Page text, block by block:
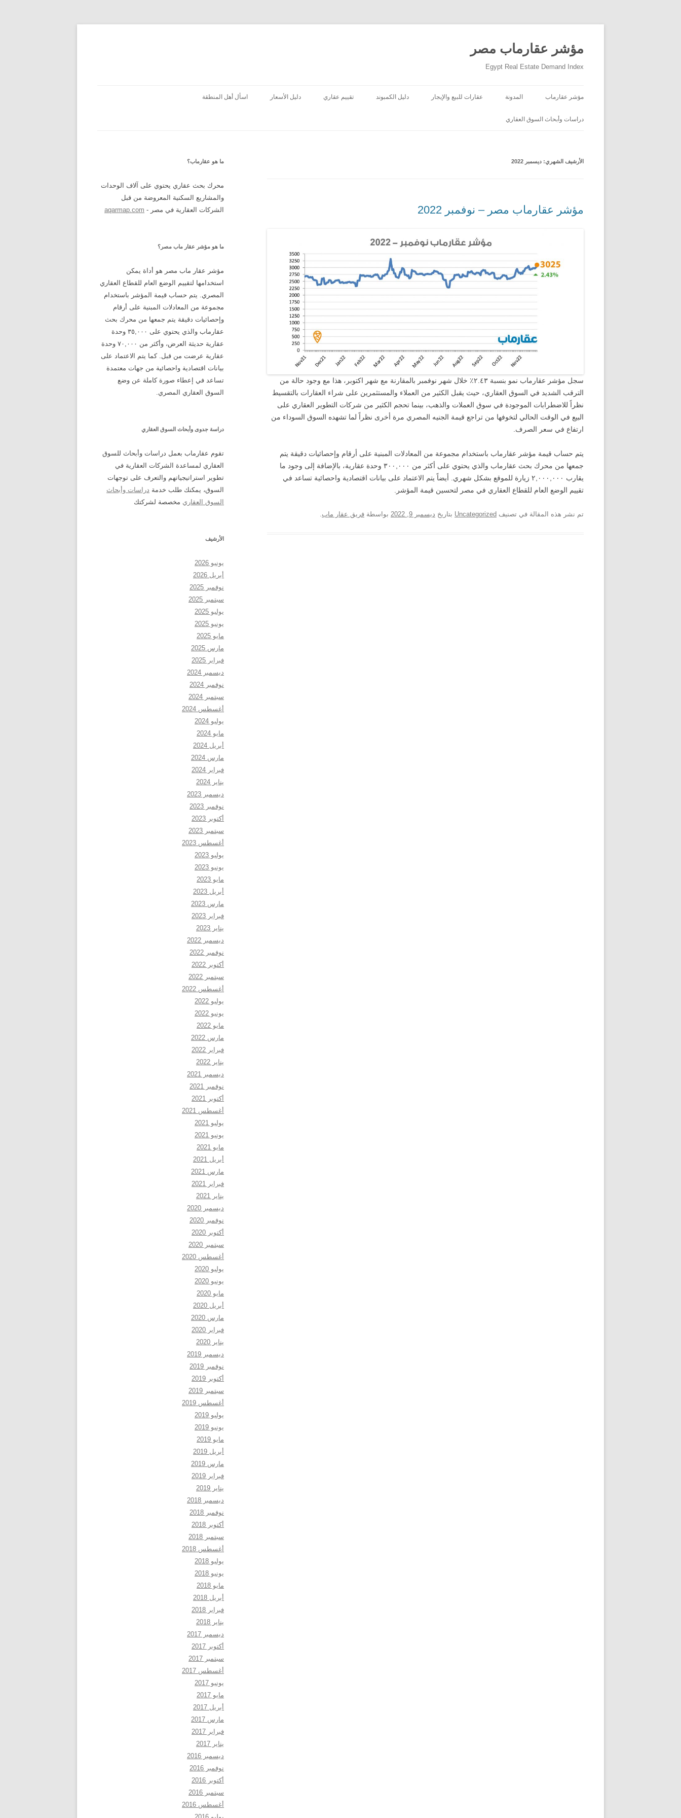
مؤشر عقارماب مصر
Egypt Real Estate Demand Index
إلى
المحتوى
مؤشر عقارماب المدونة عقارات للبيع والإيجار دليل الكمبوند تقييم عقاري دليل الأسعار اسأل أهل المنطقة
دراسات وأبحاث السوق العقاري
الأرشيف الشهري: ديسمبر 2022
مؤشر عقارماب مصر – نوفمبر 2022
سجل مؤشر عقارماب نمو بنسبة ٢.٤٣٪ خلال شهر نوفمبر بالمقارنة مع شهر اكتوبر، هذا مع وجود حالة من
الترقب الشديد في السوق العقاري، حيث يقبل الكثير من العملاء والمستثمرين على شراء العقارات بالتقسيط
نظراً للاضطرابات الموجودة في سوق العملات والذهب، بينما تحجم الكثير من شركات التطوير العقاري على
البيع في الوقت الحالي لتخوفها من تراجع قيمة الجنيه المصري مرة أخرى نظراً لما تشهده السوق السوداء من
ارتفاع في سعر الصرف.
يتم حساب قيمة مؤشر عقارماب باستخدام مجموعة من المعادلات المبنية على أرقام وإحصائيات دقيقة يتم
جمعها من محرك بحث عقارماب والذي يحتوي على أكثر من ٣٠٠,٠٠٠ وحدة عقارية، بالإضافة إلى وجود ما
يقارب ٢,٠٠٠,٠٠٠ زيارة للموقع بشكل شهري. أيضاً يتم الاعتماد على بيانات اقتصادية واحصائية تساعد في
تقييم الوضع العام للقطاع العقاري في مصر لتحسين قيمة المؤشر.
تم نشر هذه المقالة في تصنيف Uncategorized بتاريخ ديسمبر 9, 2022 بواسطة فريق عقار ماب.
ما هو عقارماب؟
محرك بحث عقاري يحتوي على آلاف الوحدات
والمشاريع السكنية المعروضة من قبل
الشركات العقارية في مصر - aqarmap.com
ما هو مؤشر عقار ماب مصر؟
مؤشر عقار ماب مصر هو أداة يمكن
استخدامها لتقييم الوضع العام للقطاع العقاري
المصري. يتم حساب قيمة المؤشر باستخدام
مجموعة من المعادلات المبنية على أرقام
وإحصائيات دقيقة يتم جمعها من محرك بحث
عقارماب والذي يحتوي على ٣٥,٠٠٠ وحدة
عقارية حديثة العرض، وأكثر من ٧٠,٠٠٠ وحدة
عقارية عرضت من قبل. كما يتم الاعتماد على
بيانات اقتصادية واحصائية من جهات معتمدة
تساعد في إعطاء صورة كاملة عن وضع
السوق العقاري المصري.
دراسة جدوى وأبحاث السوق العقاري
تقوم عقارماب بعمل دراسات وأبحاث للسوق
العقاري لمساعدة الشركات العقارية في
تطوير استراتيجياتهم والتعرف على توجهات
السوق، يمكنك طلب خدمة دراسات وأبحاث
السوق العقاري مخصصة لشركتك
الأرشيف
يونيو 2026
أبريل 2026
نوفمبر 2025
سبتمبر 2025
يوليو 2025
يونيو 2025
مايو 2025
مارس 2025
فبراير 2025
ديسمبر 2024
نوفمبر 2024
سبتمبر 2024
أغسطس 2024
يوليو 2024
مايو 2024
أبريل 2024
مارس 2024
فبراير 2024
يناير 2024
ديسمبر 2023
نوفمبر 2023
أكتوبر 2023
سبتمبر 2023
أغسطس 2023
يوليو 2023
يونيو 2023
مايو 2023
أبريل 2023
مارس 2023
فبراير 2023
يناير 2023
ديسمبر 2022
نوفمبر 2022
أكتوبر 2022
سبتمبر 2022
أغسطس 2022
يوليو 2022
يونيو 2022
مايو 2022
مارس 2022
فبراير 2022
يناير 2022
ديسمبر 2021
نوفمبر 2021
أكتوبر 2021
أغسطس 2021
يوليو 2021
يونيو 2021
مايو 2021
أبريل 2021
مارس 2021
فبراير 2021
يناير 2021
ديسمبر 2020
نوفمبر 2020
أكتوبر 2020
سبتمبر 2020
أغسطس 2020
يوليو 2020
يونيو 2020
مايو 2020
أبريل 2020
مارس 2020
فبراير 2020
يناير 2020
ديسمبر 2019
نوفمبر 2019
أكتوبر 2019
سبتمبر 2019
أغسطس 2019
يوليو 2019
يونيو 2019
مايو 2019
أبريل 2019
مارس 2019
فبراير 2019
يناير 2019
ديسمبر 2018
نوفمبر 2018
أكتوبر 2018
سبتمبر 2018
أغسطس 2018
يوليو 2018
يونيو 2018
مايو 2018
أبريل 2018
فبراير 2018
يناير 2018
ديسمبر 2017
أكتوبر 2017
سبتمبر 2017
أغسطس 2017
يونيو 2017
مايو 2017
أبريل 2017
مارس 2017
فبراير 2017
يناير 2017
ديسمبر 2016
نوفمبر 2016
أكتوبر 2016
سبتمبر 2016
أغسطس 2016